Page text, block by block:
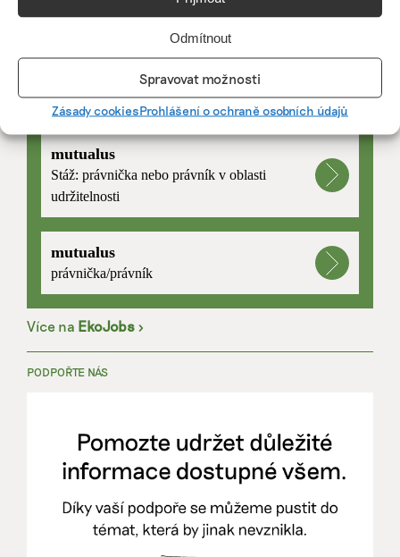
Odmítnout
Spravovat možnosti
Zásady cookiesProhlášení o ochraně osobních údajů
PRÁCE, KTERÁ ZLEPŠÍ SVĚT
mutualus
Stáž: právnička nebo právník v oblasti
udržitelnosti
mutualus
právnička/právník
Více na EkoJobs >
PODPOŘTE NÁS